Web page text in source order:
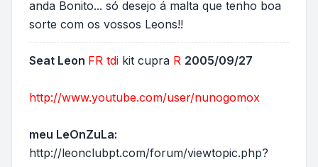
anda Bonito... só desejo á malta que tenho boa
sorte com os vossos Leons!!
Seat Leon FR tdi kit cupra R 2005/09/27
http://www.youtube.com/user/nunogomox
meu LeOnZuLa:
http://leonclubpt.com/forum/viewtopic.php?